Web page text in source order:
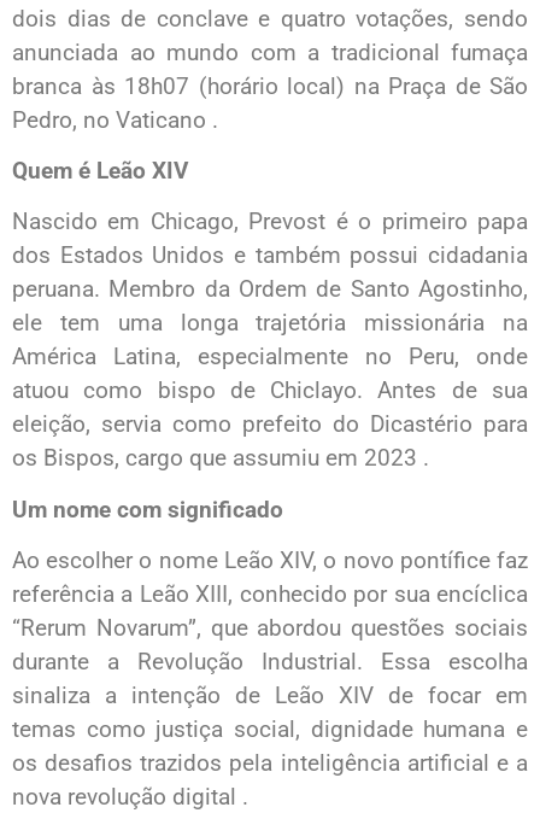
dois dias de conclave e quatro votações, sendo
anunciada ao mundo com a tradicional fumaça
branca às 18h07 (horário local) na Praça de São
Pedro, no Vaticano .
Quem é Leão XIV
Nascido em Chicago, Prevost é o primeiro papa
dos Estados Unidos e também possui cidadania
peruana. Membro da Ordem de Santo Agostinho,
ele tem uma longa trajetória missionária na
América Latina, especialmente no Peru, onde
atuou como bispo de Chiclayo. Antes de sua
eleição, servia como prefeito do Dicastério para
os Bispos, cargo que assumiu em 2023 .
Um nome com significado
Ao escolher o nome Leão XIV, o novo pontífice faz
referência a Leão XIII, conhecido por sua encíclica
“Rerum Novarum”, que abordou questões sociais
durante a Revolução Industrial. Essa escolha
sinaliza a intenção de Leão XIV de focar em
temas como justiça social, dignidade humana e
os desafios trazidos pela inteligência artificial e a
nova revolução digital .